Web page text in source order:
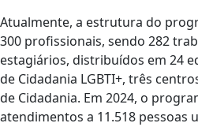
Atualmente, a estrutura do
300 profissionais, sendo 282
estagiários, distribuídos em 24
de Cidadania LGBTI+, três
de Cidadania. Em 2024, o
atendimentos a 11.518 pessoas